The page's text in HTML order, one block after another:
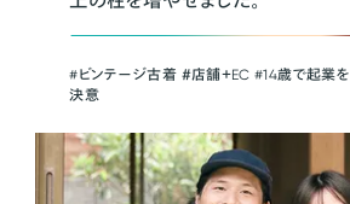
#ビンテージ古着 ＃店舗＋EC #14歳で起業を
決意